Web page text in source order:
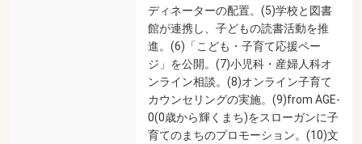
ディネーターの配置。(5)学校と図書
館が連携し、子どもの読書活動を推
進。(6)「こども・子育て応援ペー
ジ」を公開。(7)小児科・産婦人科オ
ンライン相談。(8)オンライン子育て
カウンセリングの実施。(9)from AGE-
0(0歳から輝くまち)をスローガンに子
育てのまちのプロモーション。(10)文